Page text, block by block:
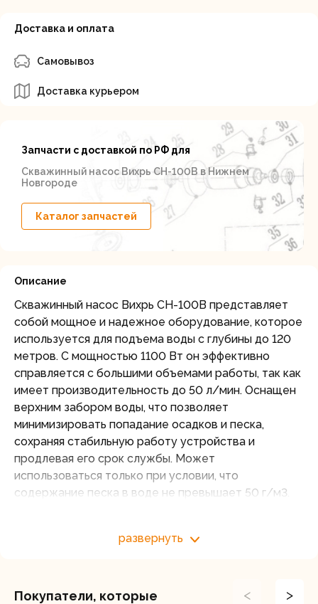
Доставка и оплата
Самовывоз
Доставка курьером
Запчасти с доставкой по РФ для
Скважинный насос Вихрь СН-100В в Нижнем
Новгороде
Каталог запчастей
Описание
Скважинный насос Вихрь СН-100В представляет
собой мощное и надежное оборудование, которое
используется для подъема воды с глубины до 120
метров. С мощностью 1100 Вт он эффективно
справляется с большими объемами работы, так как
имеет производительность до 50 л/мин. Оснащен
верхним забором воды, что позволяет
минимизировать попадание осадков и песка,
сохраняя стабильную работу устройства и
продлевая его срок службы. Может
использоваться только при условии, что
содержание песка в воде не превышает 50 г/м3.
что повышает ее устойчивость к коррозии и
развернуть
Покупатели, которые < >